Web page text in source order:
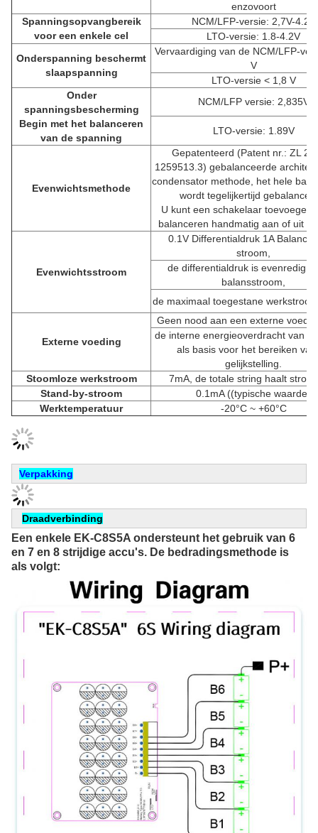
enzovoort
Spanningsopvangbereik
voor een enkele cel
NCM/LFP-versie: 2,7V-4.2V
LTO-versie: 1.8-4.2V
Onderspanning beschermt
slaapspanning
Vervaardiging van de NCM/LFP-
V
LTO-versie < 1,8 V
Onder
spanningsbescherming
Begin met het balanceren
van de spanning
NCM/LFP versie: 2,835V
LTO-versie: 1.89V
Evenwichtsmethode
Gepatenteerd (Patent nr.: ZL
1259513.3) gebalanceerde
condensator methode, het hele
wordt tegelijkertijd
U kunt een schakelaar toevoegen
balanceren handmatig aan of uit te
Evenwichtsstroom
0.1V Differentialdruk 1A
stroom,
de differentialdruk is evenredig
balansstroom,
de maximaal toegestane
Externe voeding
Geen nood aan een externe
de interne energieoverdracht van
als basis voor het bereiken
gelijkstelling.
Stoomloze werkstroom
7mA, de totale string haalt
Stand-by-stroom
0.1mA ((typische waarde)
Werktemperatuur
-20°C ~ +60°C
Verpakking
Draadverbinding
Een enkele EK-C8S5A ondersteunt het gebruik van 6
en 7 en 8 strijdige accu's. De bedradingsmethode is
als volgt: